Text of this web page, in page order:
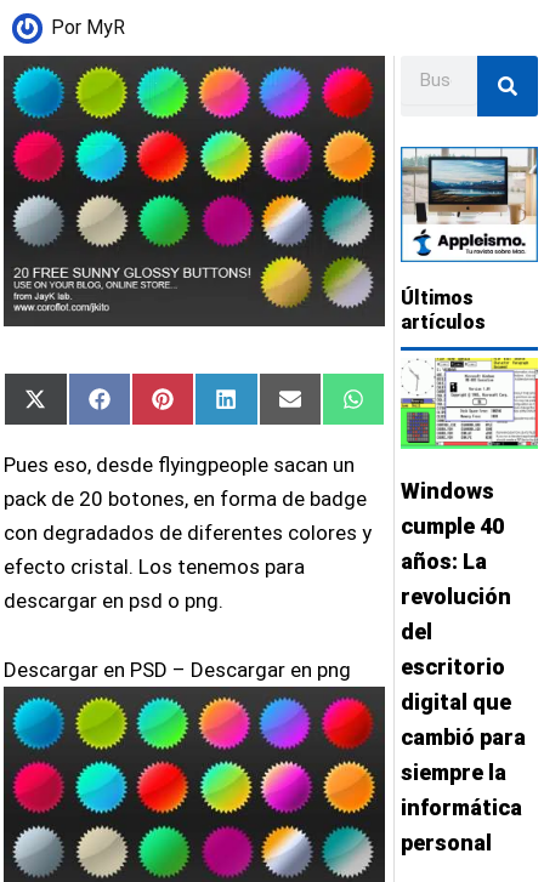
Por MyR
Compartir
en
X
(Twitter)
Compartir
en
FacebookCompartir
en
PinterestCompartir
en
LinkedInCompartir
en
Email Compartir
en
WhatsApp
Pues eso, desde flyingpeople sacan un
pack de 20 botones, en forma de badge
con degradados de diferentes colores y
efecto cristal. Los tenemos para
descargar en psd o png.
Descargar en PSD – Descargar en png
Últimos
artículos
Windows
cumple 40
años: La
revolución
del
escritorio
digital que
cambió para
siempre la
informática
personal